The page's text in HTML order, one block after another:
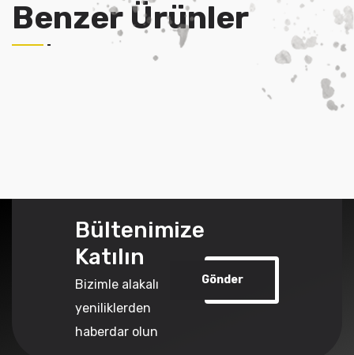
Benzer Ürünler
Bültenimize
Katılın
Bizimle alakalı
yeniliklerden
haberdar olun
Gönder